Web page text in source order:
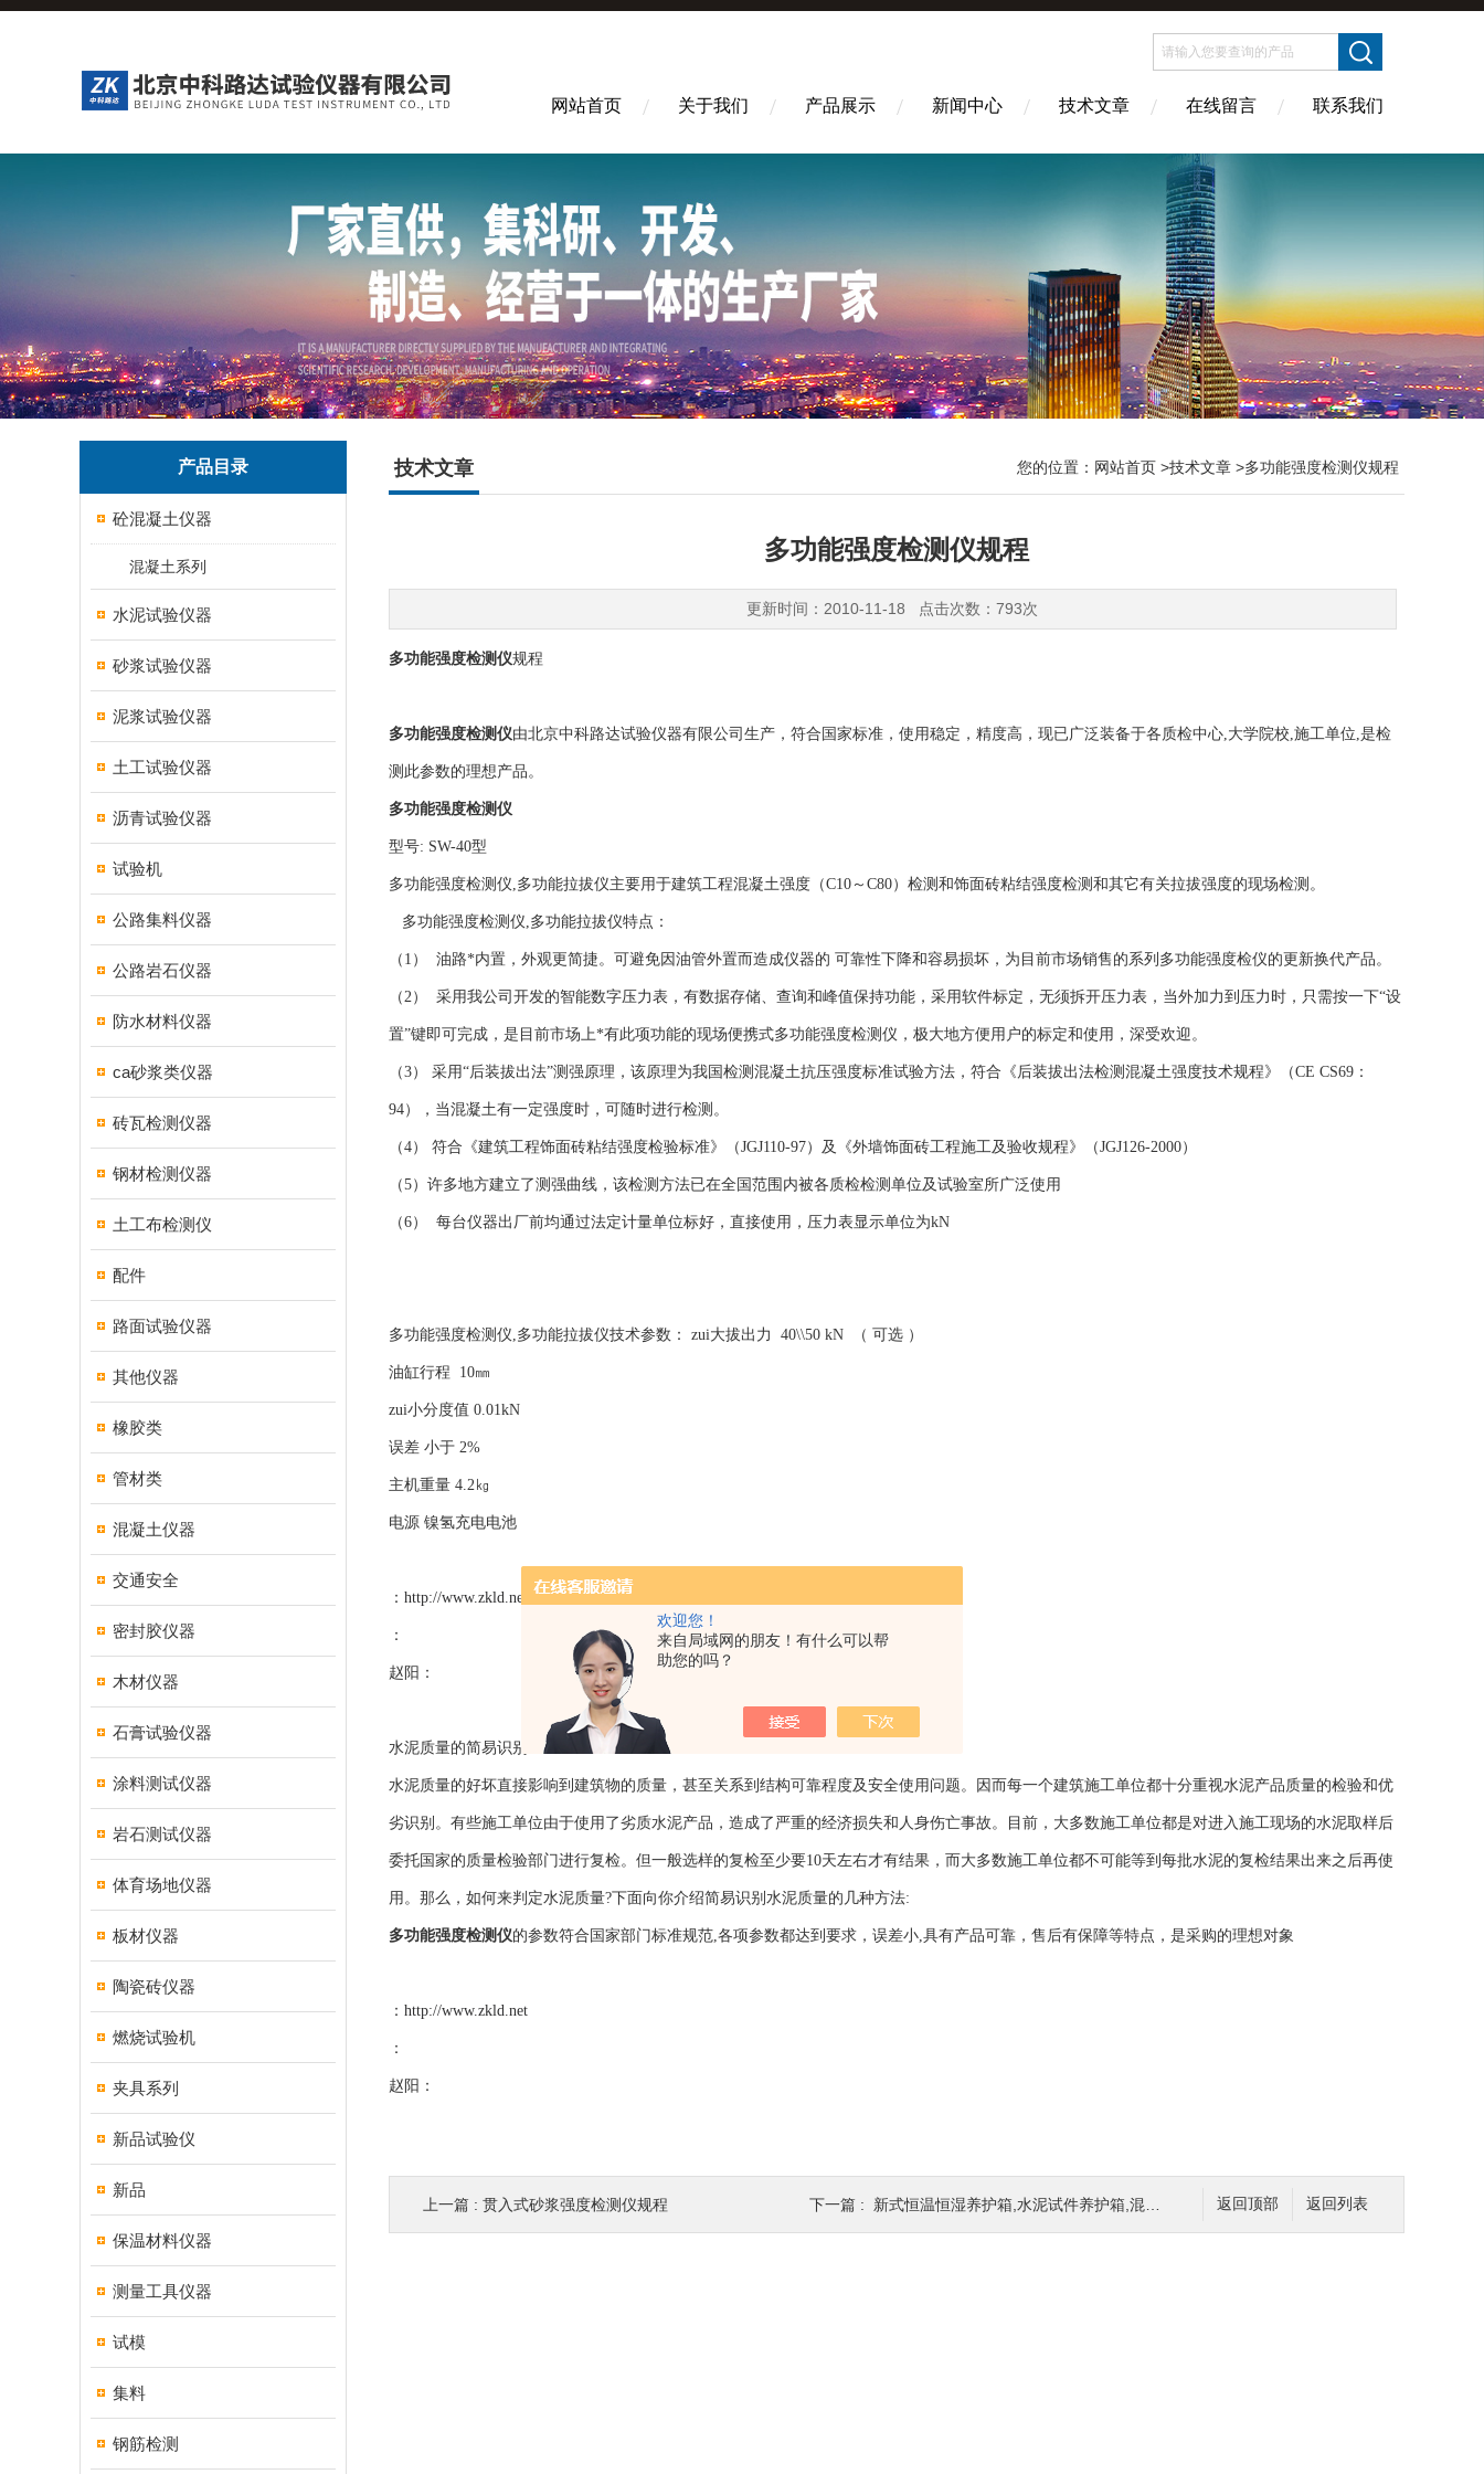
欢迎您！
来自局域网的朋友！有什么可以帮
助您的吗？
网站首页 关于我们 产品展示 新闻中心 技术文章 在线留言 联系我们
产品目录
砼混凝土仪器
混凝土系列
水泥试验仪器
砂浆试验仪器
泥浆试验仪器
土工试验仪器
沥青试验仪器
试验机
公路集料仪器
公路岩石仪器
防水材料仪器
ca砂浆类仪器
砖瓦检测仪器
钢材检测仪器
土工布检测仪
配件
路面试验仪器
其他仪器
橡胶类
管材类
混凝土仪器
交通安全
密封胶仪器
木材仪器
石膏试验仪器
涂料测试仪器
岩石测试仪器
体育场地仪器
板材仪器
陶瓷砖仪器
燃烧试验机
夹具系列
新品试验仪
新品
保温材料仪器
测量工具仪器
试模
集料
钢筋检测
技术文章 您的位置： 网站首页 >技术文章 >多功能强度检测仪规程
多功能强度检测仪规程
更新时间：2010-11-18 点击次数：793次
多功能强度检测仪规程
多功能强度检测仪由北京中科路达试验仪器有限公司生产，符合国家标准，使用稳定，精度高，现已广泛装备于各质检中心,大学院校,施工单位,是检
测此参数的理想产品。
多功能强度检测仪
型号: SW-40型
多功能强度检测仪,多功能拉拔仪主要用于建筑工程混凝土强度（C10～C80）检测和饰面砖粘结强度检测和其它有关拉拔强度的现场检测。
多功能强度检测仪,多功能拉拔仪特点：
（1） 油路*内置，外观更简捷。可避免因油管外置而造成仪器的 可靠性下降和容易损坏，为目前市场销售的系列多功能强度检仪的更新换代产品。
（2） 采用我公司开发的智能数字压力表，有数据存储、查询和峰值保持功能，采用软件标定，无须拆开压力表，当外加力到压力时，只需按一下“设
置”键即可完成，是目前市场上*有此项功能的现场便携式多功能强度检测仪，极大地方便用户的标定和使用，深受欢迎。
（3） 采用“后装拔出法”测强原理，该原理为我国检测混凝土抗压强度标准试验方法，符合《后装拔出法检测混凝土强度技术规程》（CE CS69：
94），当混凝土有一定强度时，可随时进行检测。
（4） 符合《建筑工程饰面砖粘结强度检验标准》（JGJ110-97）及《外墙饰面砖工程施工及验收规程》（JGJ126-2000）
（5）许多地方建立了测强曲线，该检测方法已在全国范围内被各质检检测单位及试验室所广泛使用
（6） 每台仪器出厂前均通过法定计量单位标好，直接使用，压力表显示单位为kN
多功能强度检测仪,多功能拉拔仪技术参数： zui大拔出力 40\\50 kN （ 可选 ）
油缸行程 10㎜
zui小分度值 0.01kN
误差 小于 2%
主机重量 4.2㎏
电源 镍氢充电电池
： http://www.zkld.net
：
赵阳：
水泥质量的简易识别
水泥质量的好坏直接影响到建筑物的质量，甚至关系到结构可靠程度及安全使用问题。因而每一个建筑施工单位都十分重视水泥产品质量的检验和优
劣识别。有些施工单位由于使用了劣质水泥产品，造成了严重的经济损失和人身伤亡事故。目前，大多数施工单位都是对进入施工现场的水泥取样后
委托国家的质量检验部门进行复检。但一般选样的复检至少要10天左右才有结果，而大多数施工单位都不可能等到每批水泥的复检结果出来之后再使
用。那么，如何来判定水泥质量?下面向你介绍简易识别水泥质量的几种方法:
多功能强度检测仪的参数符合国家部门标准规范,各项参数都达到要求，误差小,具有产品可靠，售后有保障等特点，是采购的理想对象
： http://www.zkld.net
：
赵阳：
返回列表
返回顶部
上一篇 : 贯入式砂浆强度检测仪规程 下一篇 : 新式恒温恒湿养护箱,水泥试件养护箱,混凝土养护箱手册